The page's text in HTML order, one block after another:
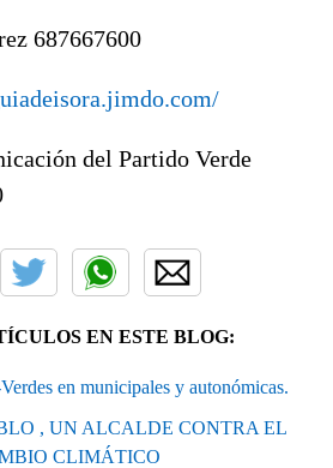
687667600
del Partido Verde
EN ESTE BLOG:
en municipales y autonómicas.
, UN ALCALDE CONTRA EL
CLIMÁTICO